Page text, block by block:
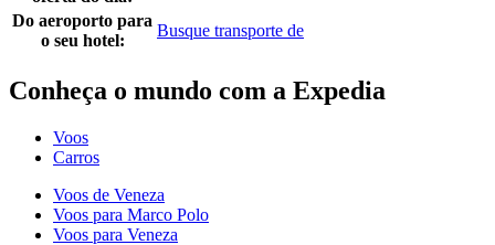
Do aeroporto para
o seu hotel:
Busque transporte de
Conheça o mundo com a Expedia
Voos
Carros
Voos de Veneza
Voos para Marco Polo
Voos para Veneza